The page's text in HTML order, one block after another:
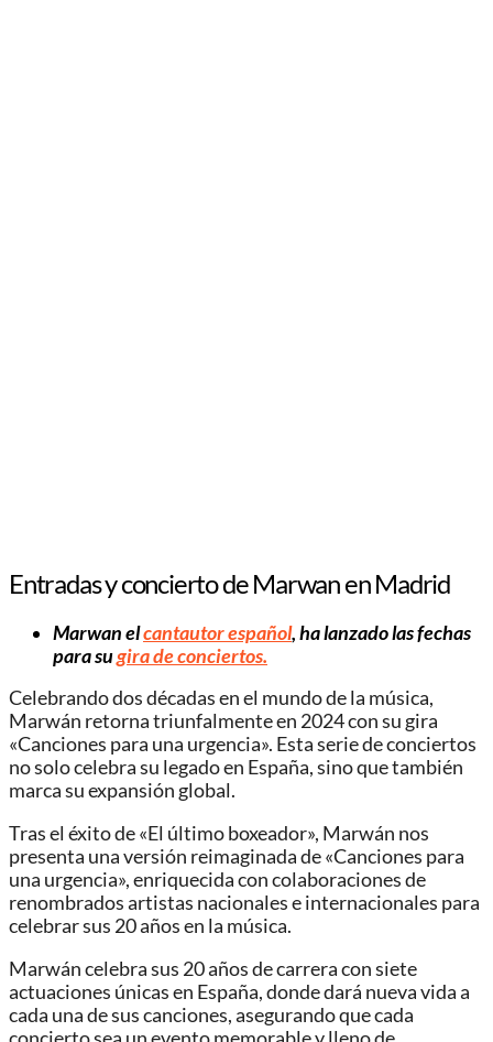
Entradas y concierto de Marwan en Madrid
Marwan elcantautor español, ha lanzado las fechas
para sugira de conciertos.
Celebrando dos décadas en el mundo de la música,
Marwán retorna triunfalmente en 2024 con su gira
«Canciones para una urgencia». Esta serie de conciertos
no solo celebra su legado en España, sino que también
marca su expansión global.
Tras el éxito de «El último boxeador», Marwán nos
presenta una versión reimaginada de «Canciones para
una urgencia», enriquecida con colaboraciones de
renombrados artistas nacionales e internacionales para
celebrar sus 20 años en la música.
Marwán celebra sus 20 años de carrera con siete
actuaciones únicas en España, donde dará nueva vida a
cada una de sus canciones, asegurando que cada